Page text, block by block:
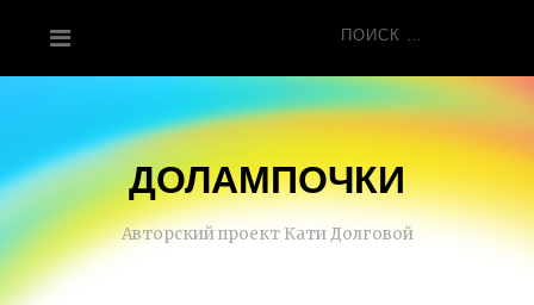
содержанию
Поиск
ДОЛАМПОЧКИ
Авторский проект Кати Долговой